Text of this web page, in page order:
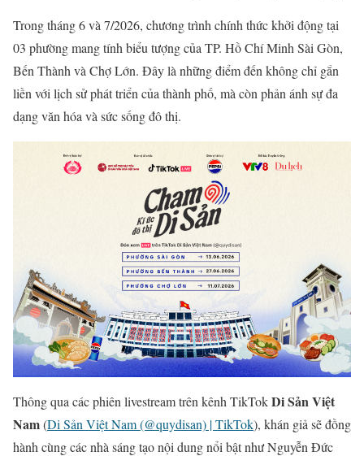
Trong tháng 6 và 7/2026, chương trình chính thức khởi động tại
03 phường mang tính biểu tượng của TP. Hồ Chí Minh Sài Gòn,
Bến Thành và Chợ Lớn. Đây là những điểm đến không chỉ gắn
liền với lịch sử phát triển của thành phố, mà còn phản ánh sự đa
dạng văn hóa và sức sống đô thị.
Thông qua các phiên livestream trên kênh TikTokDi Sản Việt
Nam(Di Sản Việt Nam (@quydisan) | TikTok), khán giả sẽ đồng
hành cùng các nhà sáng tạo nội dung nổi bật như Nguyễn Đức